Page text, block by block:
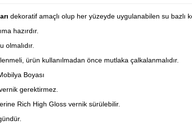
dekoratif amaçlı olup her yüzeyde uygulanabilen su bazlı
hazırdır.
ürün kullanılmadan önce mutlaka çalkalanmalıdır.
Boyası
gerektirmez.
Rich High Gloss vernik sürülebilir.